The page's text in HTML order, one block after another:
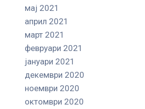
мај 2021
април 2021
март 2021
февруари 2021
јануари 2021
декември 2020
ноември 2020
октомври 2020